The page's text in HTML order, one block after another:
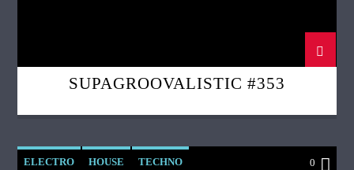
SUPAGROOVALISTIC #353
ELECTRO HOUSE TECHNO 0